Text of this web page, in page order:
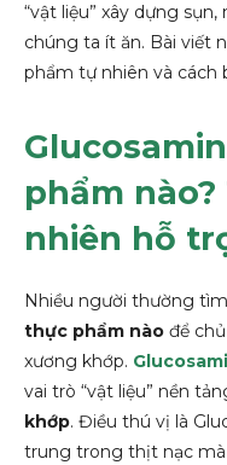
“vật liệu” xây dựng
chúng ta ít ăn. Bài viết
phẩm tự nhiên và cách
phẩm
nhiên hỗ
Nhiều người thường
thực phẩm nào để
xương khớp.
vai trò “vật liệu” nền
khớp. Điều thú vị là
trung trong thịt nạc mà